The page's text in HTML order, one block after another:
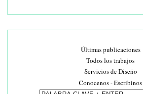
Últimas publicaciones
Todos los trabajos
Servicios de Diseño
Conocenos - Escribinos